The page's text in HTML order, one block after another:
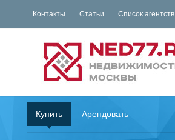
Контакты Статьи Список агентств
Купить Арендовать